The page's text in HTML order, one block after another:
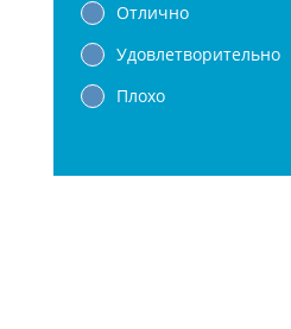
Отлично
Удовлетворительно
Плохо